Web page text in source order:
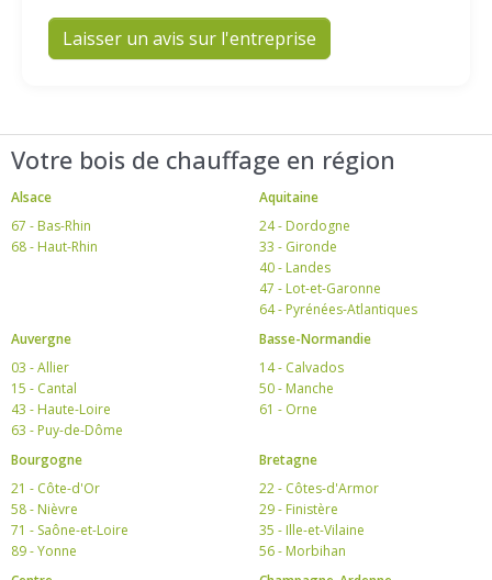
Laisser un avis sur l'entreprise
Votre bois de chauffage en région
Alsace
67 - Bas-Rhin
68 - Haut-Rhin
Aquitaine
24 - Dordogne
33 - Gironde
40 - Landes
47 - Lot-et-Garonne
64 - Pyrénées-Atlantiques
Auvergne
03 - Allier
15 - Cantal
43 - Haute-Loire
63 - Puy-de-Dôme
Basse-Normandie
14 - Calvados
50 - Manche
61 - Orne
Bourgogne
21 - Côte-d'Or
58 - Nièvre
71 - Saône-et-Loire
89 - Yonne
Bretagne
22 - Côtes-d'Armor
29 - Finistère
35 - Ille-et-Vilaine
56 - Morbihan